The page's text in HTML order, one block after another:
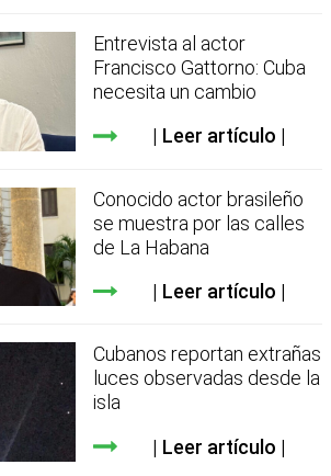
Entrevista al actor
Francisco Gattorno: Cuba
necesita un cambio
Leer artículo
Conocido actor brasileño
se muestra por las calles
de La Habana
Leer artículo
Cubanos reportan extrañas
luces observadas desde la
isla
Leer artículo